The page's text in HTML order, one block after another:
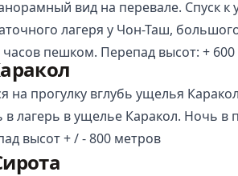
вид на перевале. Спуск
лагеря у Чон-Таш,
часов пешком. Перепад высот: +
на прогулку вглубь ущелья Каракол
лагерь в ущелье Каракол. Ночь в
высот + / - 800 метров